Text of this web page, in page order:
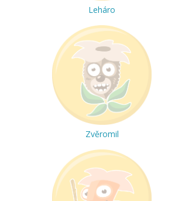
Leháro
Zvěromil